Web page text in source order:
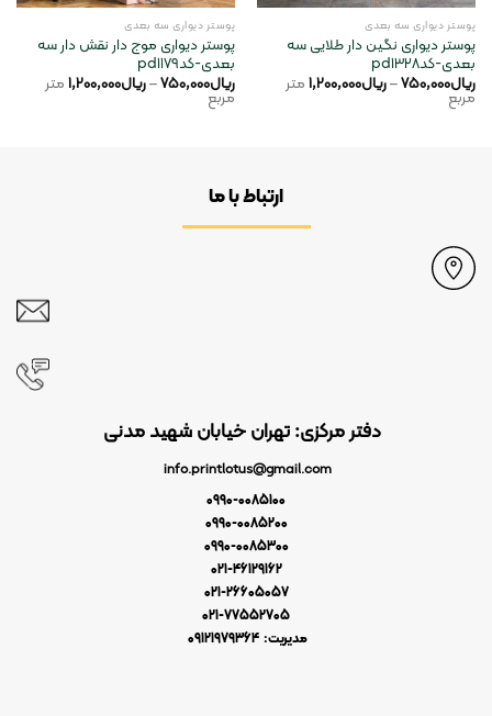
پوستر دیواری سه بعدی
پوستر دیواری نگین دار طلایی سه
بعدی-کدpd1328
ریال750,000
–ریال1,200,000متر
مربع
پوستر دیواری سه بعدی
پوستر دیواری موج دار نقش دار سه
بعدی-کدpd1179
ریال750,000
–ریال1,200,000متر
مربع
ارتباط با ما
دفتر مرکزی: تهران خیابان شهید مدنی
info.printlotus@gmail.com
0990-0085100
0990-0085200
0990-0085300
021-46129162
021-26605057
021-77552705
مدیریت: 09121979364